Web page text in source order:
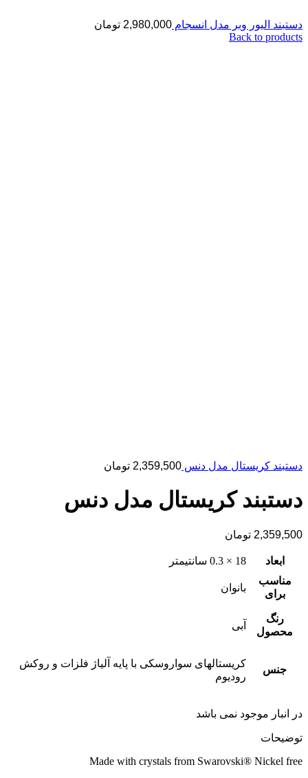
دستبند الیور وبر مدل انسجام 2,980,000 تومان
Back to products
دستبند کریستال مدل دنس 2,359,500 تومان
دستبند کریستال مدل دنس
2,359,500 تومان
ابعاد
18 × 0.3 سانتیمتر
مناسب
برای
بانوان
رنگ
محصول
آبی
جنس
کریستالهای سواروسکی با پایه آلیاژ فلزات و روکش
رودیوم
در انبار موجود نمی باشد
توضیحات
Made with crystals from Swarovski® Nickel free